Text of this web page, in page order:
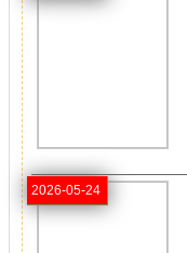
2026-05-24